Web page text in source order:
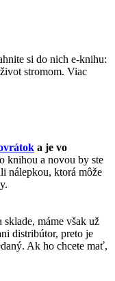
si do nich e-knihu:
stromom. Viac
a je vo
knihou a novou by ste
nálepkou, ktorá môže
sklade, máme však už
distribútor, preto je
Ak ho chcete mať,